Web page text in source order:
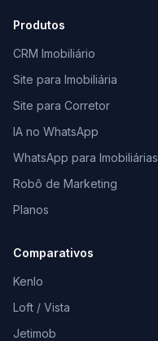
Produtos
CRM Imobiliário
Site para Imobiliária
Site para Corretor
IA no WhatsApp
WhatsApp para Imobiliárias
Robô de Marketing
Planos
Comparativos
Kenlo
Loft / Vista
Jetimob